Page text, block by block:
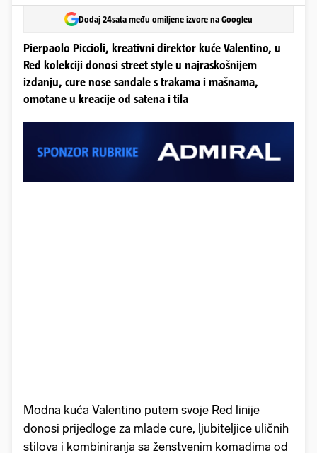
Dodaj 24sata među omiljene izvore na Googleu
Pierpaolo Piccioli, kreativni direktor kuće Valentino, u
Red kolekciji donosi street style u najraskošnijem
izdanju, cure nose sandale s trakama i mašnama,
omotane u kreacije od satena i tila
Modna kuća Valentino putem svoje Red linije
donosi prijedloge za mlade cure, ljubiteljice uličnih
stilova i kombiniranja sa ženstvenim komadima od